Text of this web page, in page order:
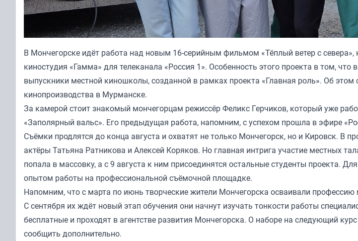
В Мончегорске идёт работа над новым 16-серийным фильмом «Тёплый ветер с
киностудия «Гамма» для телеканала «Россия 1». Особенность этого проекта в том, что
выпускники местной киношколы, созданной в рамках проекта «Главная роль». Об
кинопроизводства в Мурманске.
За камерой стоит знакомый мончегорцам режиссёр Феликс Герчиков, который уже
«Заполярный вальс». Его предыдущая работа, напомним, с успехом прошла в эфире
Съёмки продлятся до конца августа и охватят не только Мончегорск, но и Кировск. В
актёры Татьяна Ратникова и Алексей Коряков. Но главная интрига участие местных
попала в массовку, а с 9 августа к ним присоединятся остальные студенты проекта.
опытом работы на профессиональной съёмочной площадке.
Напомним, что с марта по июнь творческие жители Мончегорска осваивали
С сентября их ждёт новый этап обучения они начнут изучать тонкости работы
бесплатные и проходят в агентстве развития Мончегорска. О наборе на следующий
сообщить дополнительно.